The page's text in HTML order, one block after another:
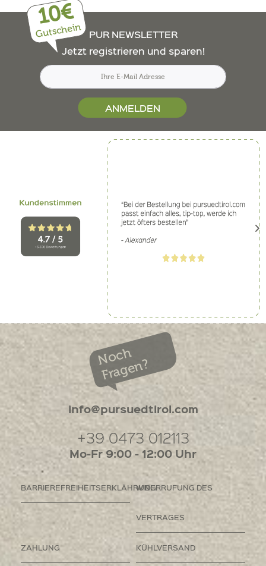
10€
Gutschein
PUR NEWSLETTER
Jetzt registrieren und sparen!
ANMELDEN
Noch
Fragen?
info@pursuedtirol.com
+39 0473 012113
Mo-Fr 9:00 - 12:00 Uhr
BARRIEREFREIHEITSERKLÄHRUNGWIDERRUFUNG DES
VERTRAGES
ZAHLUNG KÜHLVERSAND